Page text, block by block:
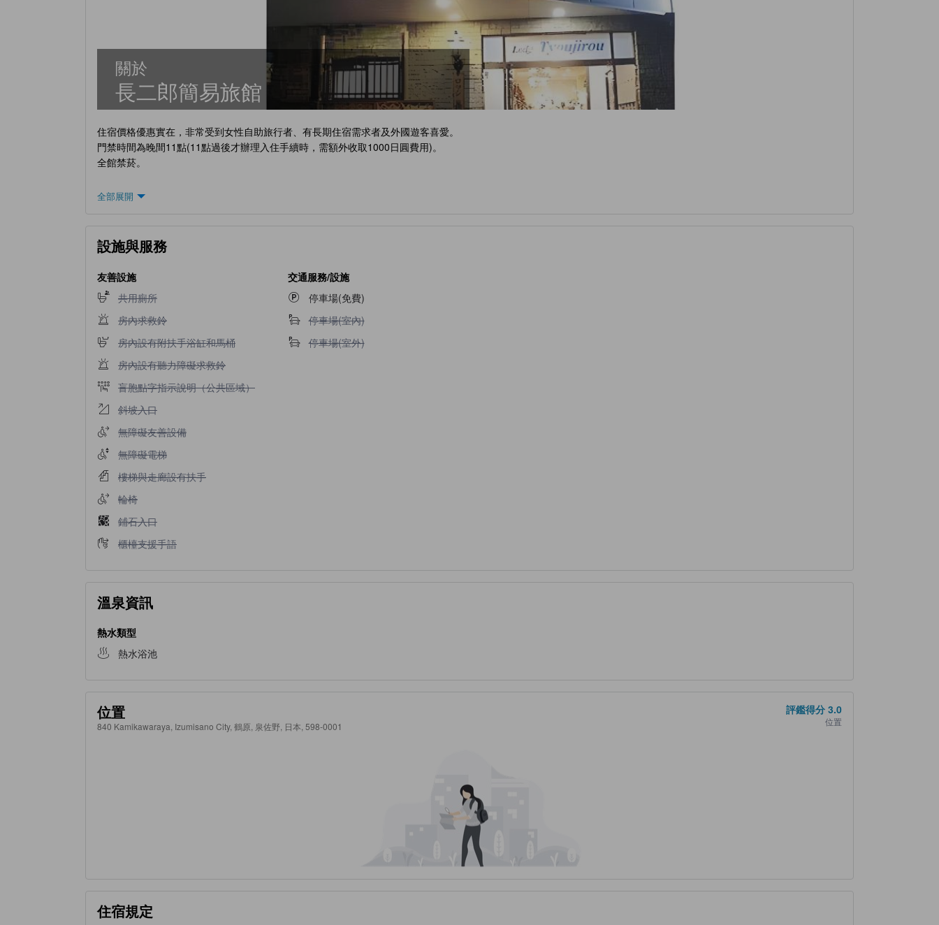
關於
長二郎簡易旅館
住宿價格優惠實在，非常受到女性自助旅行者、有長期住宿需求者及外國遊客喜愛。
門禁時間為晚間11點(11點過後才辦理入住手續時，需額外收取1000日圓費用)。
全館禁菸。
全部展開
設施與服務
友善設施
不提供共用廁所
共用廁所
不提供房內求救鈴
房內求救鈴
不提供房內設有附扶手浴缸和馬桶
房內設有附扶手浴缸和馬桶
不提供房內設有聽力障礙求救鈴
房內設有聽力障礙求救鈴
不提供盲胞點字指示說明（公共區域）
盲胞點字指示說明（公共區域）
不提供斜坡入口
斜坡入口
不提供無障礙友善設備
無障礙友善設備
不提供無障礙電梯
無障礙電梯
不提供樓梯與走廊設有扶手
樓梯與走廊設有扶手
不提供輪椅
輪椅
不提供鋪石入口
鋪石入口
不提供櫃檯支援手語
櫃檯支援手語
交通服務/設施
停車場(免費)
不提供停車場(室內)
停車場(室內)
不提供停車場(室外)
停車場(室外)
溫泉資訊
熱水類型
熱水浴池
位置
840 Kamikawaraya, Izumisano City, 鶴原, 泉佐野, 日本, 598-0001
評鑑得分 3.0
位置
住宿規定